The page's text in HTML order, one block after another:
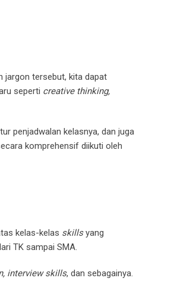
jargon tersebut, kita dapat
seperti creative thinking,
penjadwalan kelasnya, dan juga
komprehensif diikuti oleh
kelas-kelas skillsyang
TK sampai SMA.
interview skills, dan sebagainya.